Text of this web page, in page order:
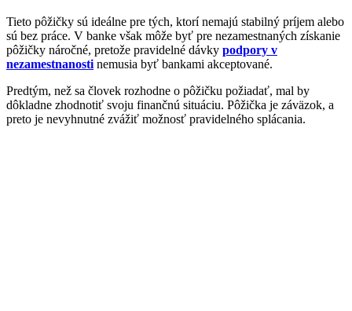
Tieto pôžičky sú ideálne pre tých, ktorí nemajú stabilný príjem alebo
sú bez práce. V banke však môže byť pre nezamestnaných získanie
pôžičky náročné, pretože pravidelné dávky podpory v
nezamestnanosti nemusia byť bankami akceptované.
Predtým, než sa človek rozhodne o pôžičku požiadať, mal by
dôkladne zhodnotiť svoju finančnú situáciu. Pôžička je záväzok, a
preto je nevyhnutné zvážiť možnosť pravidelného splácania.